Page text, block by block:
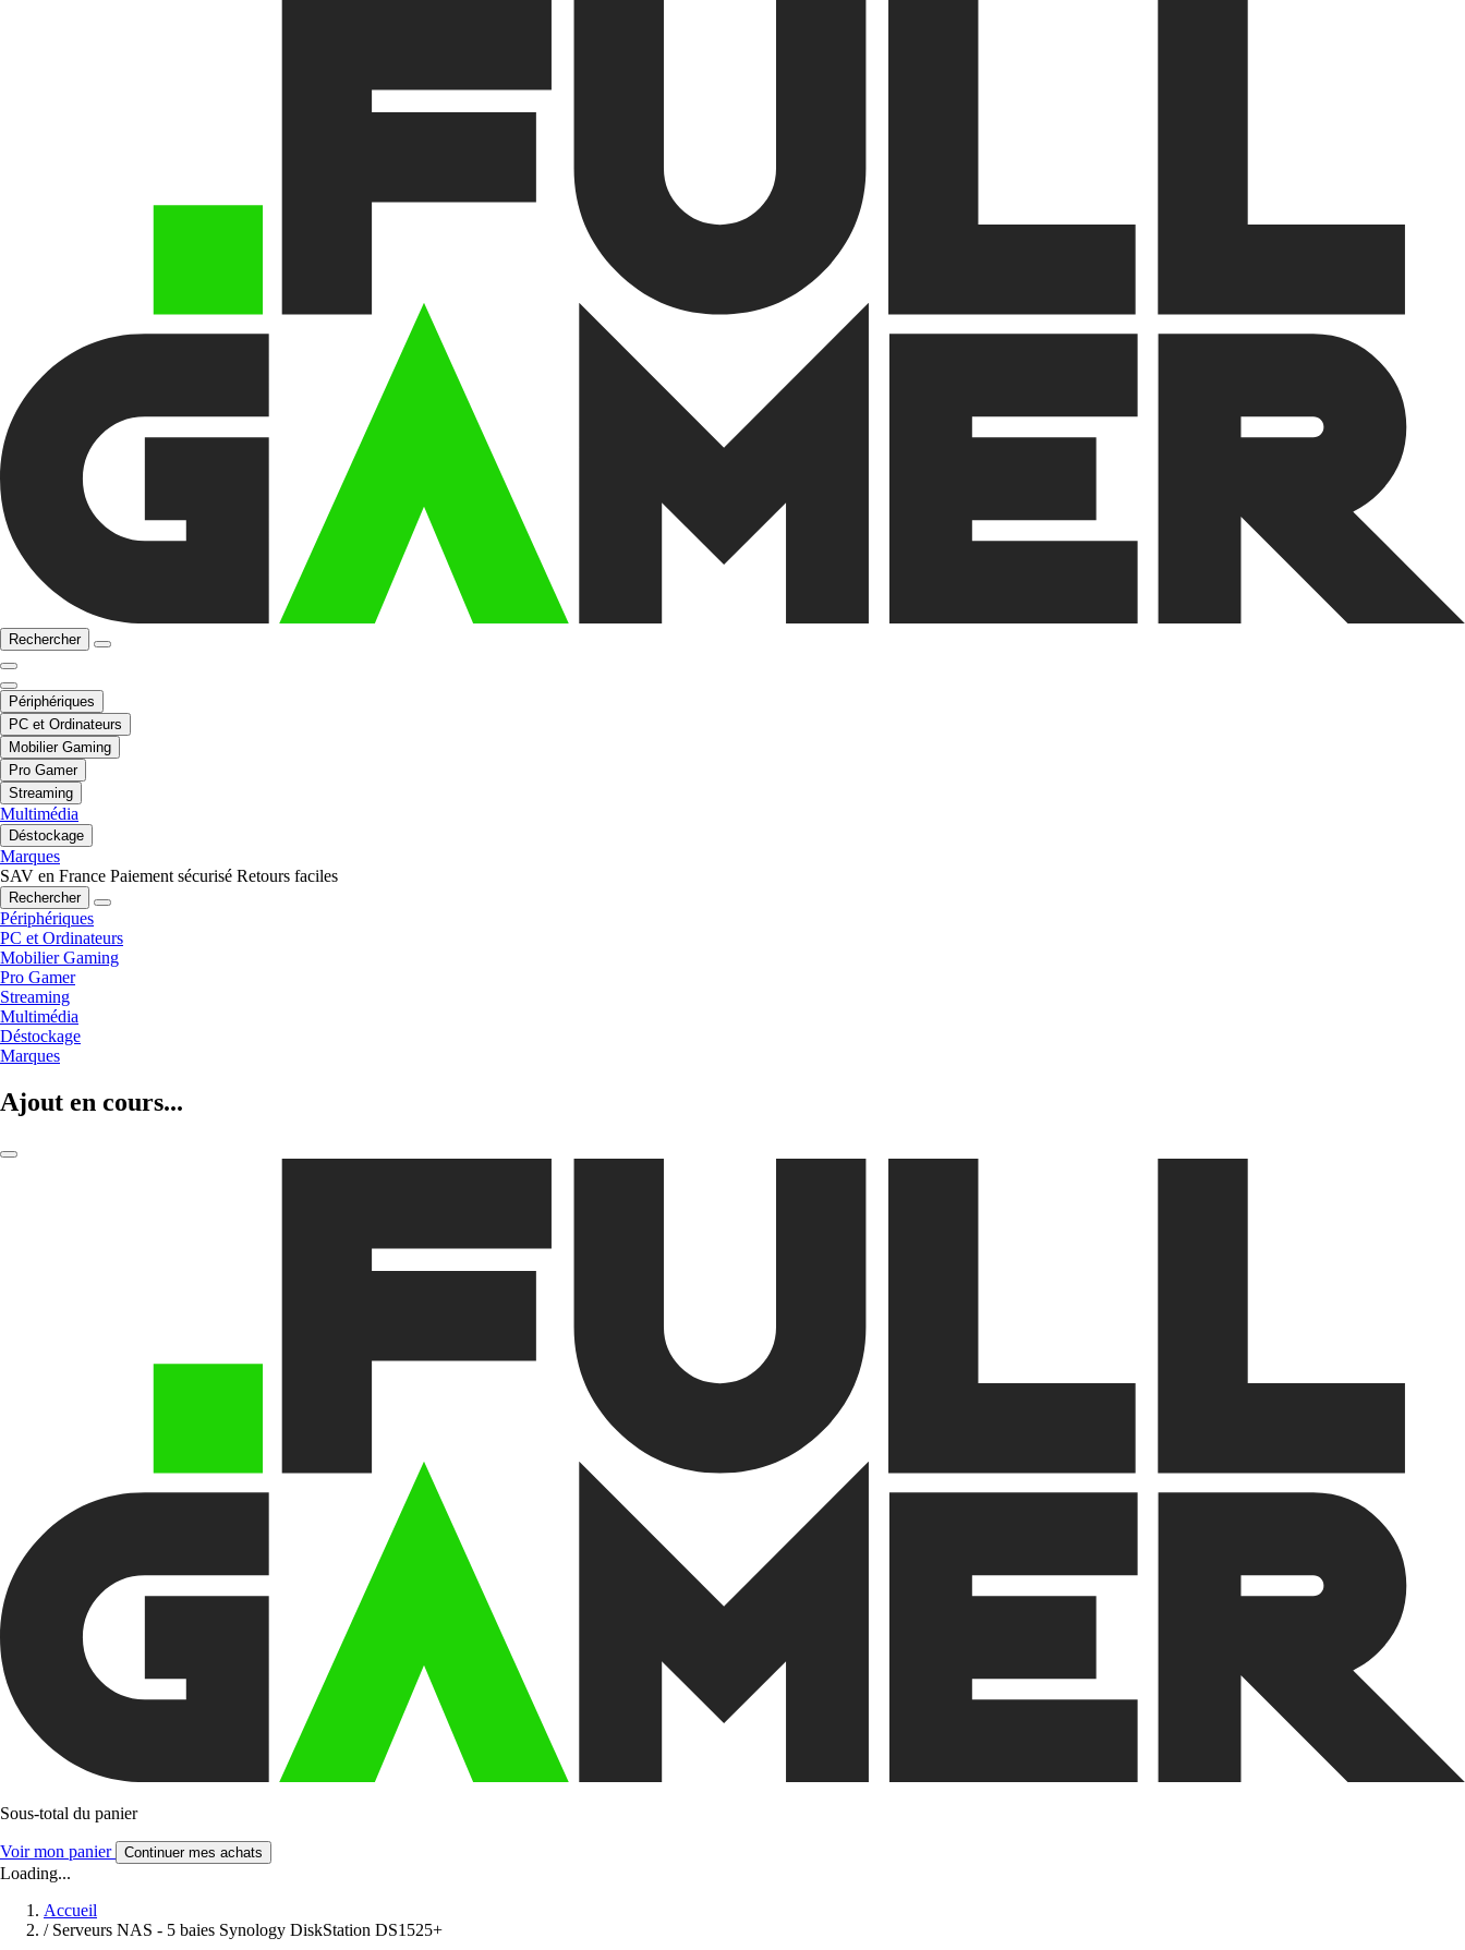
Rechercher
Périphériques
PC et Ordinateurs
Mobilier Gaming
Pro Gamer
Streaming
Multimédia
Déstockage
Marques
SAV en France Paiement sécurisé Retours faciles
Rechercher
Périphériques
PC et Ordinateurs
Mobilier Gaming
Pro Gamer
Streaming
Multimédia
Déstockage
Marques
Ajout en cours...
Sous-total du panier
Voir mon panier Continuer mes achats
Loading...
Accueil
/ Serveurs NAS - 5 baies Synology DiskStation DS1525+